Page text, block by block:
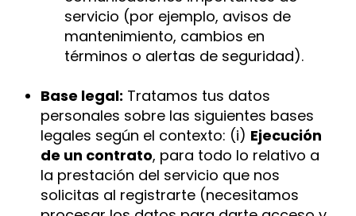
servicio (por ejemplo, avisos de
mantenimiento, cambios en
términos o alertas de seguridad).
Base legal: Tratamos tus datos
personales sobre las siguientes bases
legales según el contexto: (i) Ejecución
de un contrato, para todo lo relativo a
la prestación del servicio que nos
solicitas al registrarte (necesitamos